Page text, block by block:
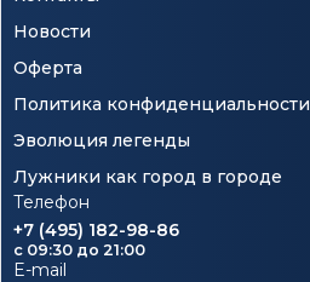
Новости
Оферта
Политика конфиденциальности
Эволюция легенды
Лужники как город в городе
Телефон
+7 (495) 182-98-86
c 09:30 до 21:00
E-mail